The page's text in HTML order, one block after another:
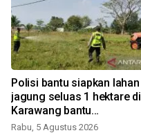
Polisi bantu siapkan lahan
jagung seluas 1 hektare di
Karawang bantu
swasembada pangan
Rabu, 5 Agustus 2026